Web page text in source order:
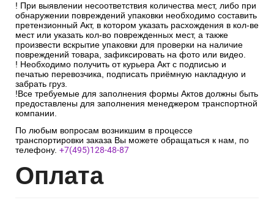
! При выявлении несоответствия количества мест, либо при
обнаружении повреждений упаковки необходимо составить
претензионный Акт, в котором указать расхождения в кол-ве
мест или указать кол-во поврежденных мест, а также
произвести вскрытие упаковки для проверки на наличие
повреждений товара, зафиксировать на фото или видео.
! Необходимо получить от курьера Акт с подписью и
печатью перевозчика, подписать приёмную накладную и
забрать груз.
!Все требуемые для заполнения формы Актов должны быть
предоставлены для заполнения менеджером транспортной
компании.
По любым вопросам возникшим в процессе
транспортировки заказа Вы можете обращаться к нам, по
телефону. +7(495)128-48-87
Оплата